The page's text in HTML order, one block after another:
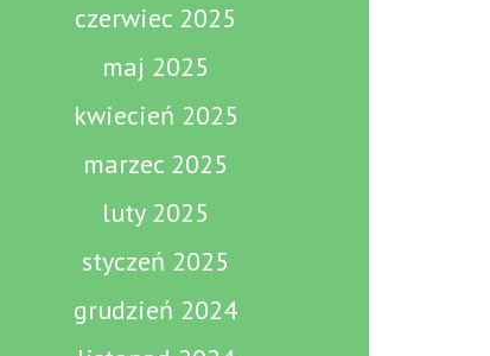
czerwiec 2025
maj 2025
kwiecień 2025
marzec 2025
luty 2025
styczeń 2025
grudzień 2024